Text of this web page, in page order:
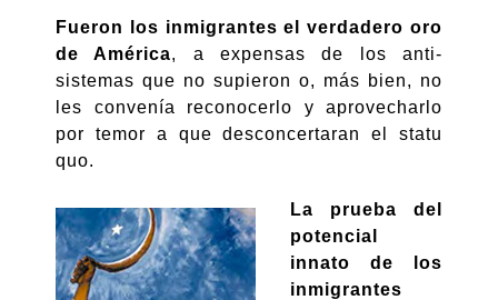
Fueron los inmigrantes el verdadero oro
de América, a expensas de los anti-
sistemas que no supieron o, más bien, no
les convenía reconocerlo y aprovecharlo
por temor a que desconcertaran el statu
quo.
La prueba del
potencial
innato de los
inmigrantes